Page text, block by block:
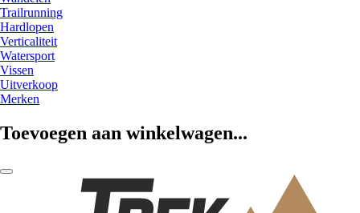
Trailrunning
Hardlopen
Verticaliteit
Watersport
Vissen
Uitverkoop
Merken
Toevoegen aan winkelwagen...